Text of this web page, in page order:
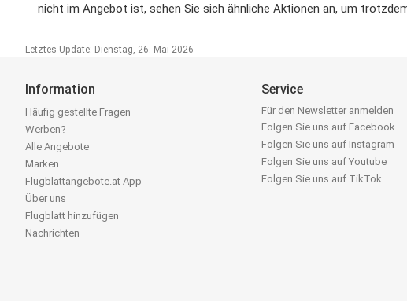
nicht im Angebot ist, sehen Sie sich ähnliche Aktionen an, um
Letztes Update: Dienstag, 26. Mai 2026
Information
Häufig gestellte Fragen
Werben?
Alle Angebote
Marken
Flugblattangebote.at App
Über uns
Flugblatt hinzufügen
Nachrichten
Service
Für den Newsletter anmelden
Folgen Sie uns auf Facebook
Folgen Sie uns auf Instagram
Folgen Sie uns auf Youtube
Folgen Sie uns auf TikTok